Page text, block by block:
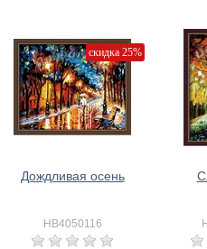
скидка 25%
Дождливая осень
HB4050116